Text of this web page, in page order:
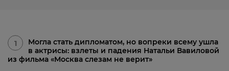
1
Могла стать дипломатом, но вопреки всему ушла
в актрисы: взлеты и падения Натальи Вавиловой
из фильма «Москва слезам не верит»